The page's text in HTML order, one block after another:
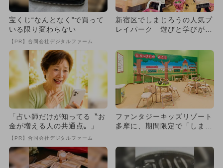
宝くじ“なんとなく”で買って
いる限り変わらない
【PR】合同会社デジタルファーム
新宿区でしまじろうの人気プ
レイパーク 遊びと学びがい
「占い師だけが知ってる〝お
金が増える人の共通点〟」
【PR】合同会社デジタルファーム
ファンタジーキッズリゾート
多摩に、期間限定で「しまじ